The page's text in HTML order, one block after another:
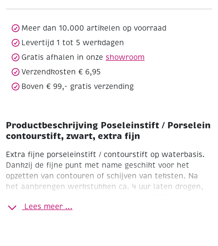
fijn
aantal
Meer dan 10.000 artikelen op voorraad
Levertijd 1 tot 5 werkdagen
Gratis afhalen in onze showroom
Verzendkosten € 6,95
Boven € 99,- gratis verzending
Productbeschrijving Poseleinstift / Porselein
contourstift, zwart, extra fijn
Extra fijne porseleinstift / contourstift op waterbasis.
Dankzij de fijne punt met name geschikt voor het
opzetten van contouren of schijven van teksten. Na
het aanbrengen werkstukken ca. 4 uur laten drogen,
huishoudoven ingebrand kan worden. Na het inbranden
Lees meer ...